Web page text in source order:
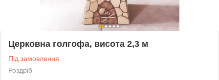
Церковна голгофа, висота 2,3 м
Під замовлення
Роздріб